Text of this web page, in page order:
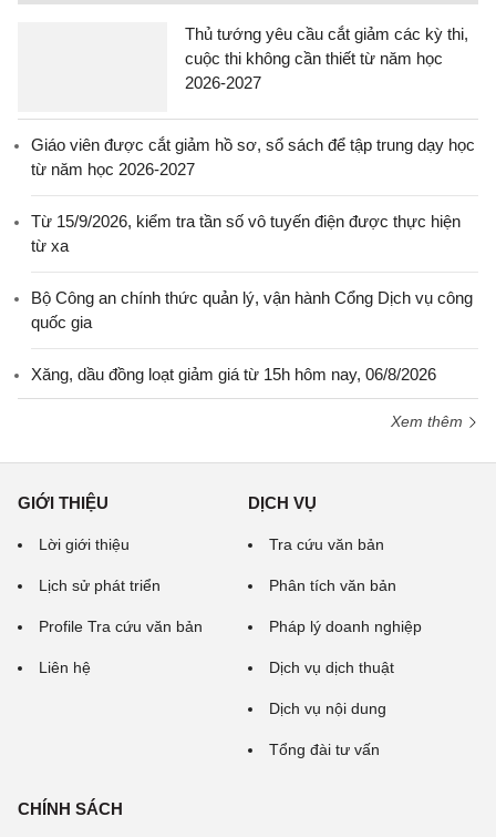
Thủ tướng yêu cầu cắt giảm các kỳ thi,
cuộc thi không cần thiết từ năm học
2026-2027
Giáo viên được cắt giảm hồ sơ, sổ sách để tập trung dạy học
từ năm học 2026-2027
Từ 15/9/2026, kiểm tra tần số vô tuyến điện được thực hiện
từ xa
Bộ Công an chính thức quản lý, vận hành Cổng Dịch vụ công
quốc gia
Xăng, dầu đồng loạt giảm giá từ 15h hôm nay, 06/8/2026
Xem thêm
GIỚI THIỆU
Lời giới thiệu
Lịch sử phát triển
Profile Tra cứu văn bản
Liên hệ
DỊCH VỤ
Tra cứu văn bản
Phân tích văn bản
Pháp lý doanh nghiệp
Dịch vụ dịch thuật
Dịch vụ nội dung
Tổng đài tư vấn
CHÍNH SÁCH